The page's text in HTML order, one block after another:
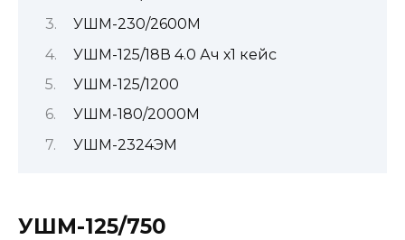
УШМ-230/2600М
УШМ-125/18В 4.0 Ач х1 кейс
УШМ-125/1200
УШМ-180/2000М
УШМ-2324ЭМ
УШМ-125/750